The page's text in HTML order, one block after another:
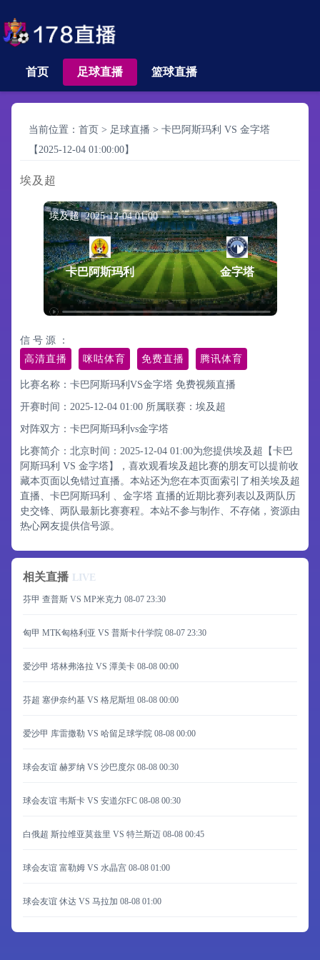
首页 足球直播 篮球直播
当前位置： 首页 > 足球直播 > 卡巴阿斯玛利 VS 金字塔
【2025-12-04 01:00:00】
埃及超
埃及超 2025-12-04 01:00
卡巴阿斯玛利 金字塔
信 号 源 ：
高清直播
咪咕体育 免费直播 腾讯体育
比赛名称：卡巴阿斯玛利VS金字塔 免费视频直播
开赛时间：2025-12-04 01:00 所属联赛： 埃及超
对阵双方：卡巴阿斯玛利vs金字塔
比赛简介：北京时间：2025-12-04 01:00为您提供埃及超【卡巴
阿斯玛利 VS 金字塔】，喜欢观看埃及超比赛的朋友可以提前收
藏本页面以免错过直播。本站还为您在本页面索引了相关埃及超
直播、卡巴阿斯玛利 、金字塔 直播的近期比赛列表以及两队历
史交锋、两队最新比赛赛程。本站不参与制作、不存储，资源由
热心网友提供信号源。
相关直播 LIVE
芬甲 查普斯 VS MP米克力 08-07 23:30
匈甲 MTK匈格利亚 VS 普斯卡什学院 08-07 23:30
爱沙甲 塔林弗洛拉 VS 潭美卡 08-08 00:00
芬超 塞伊奈约基 VS 格尼斯坦 08-08 00:00
爱沙甲 库雷撒勒 VS 哈留足球学院 08-08 00:00
球会友谊 赫罗纳 VS 沙巴度尔 08-08 00:30
球会友谊 韦斯卡 VS 安道尔FC 08-08 00:30
白俄超 斯拉维亚莫兹里 VS 特兰斯迈 08-08 00:45
球会友谊 富勒姆 VS 水晶宫 08-08 01:00
球会友谊 休达 VS 马拉加 08-08 01:00